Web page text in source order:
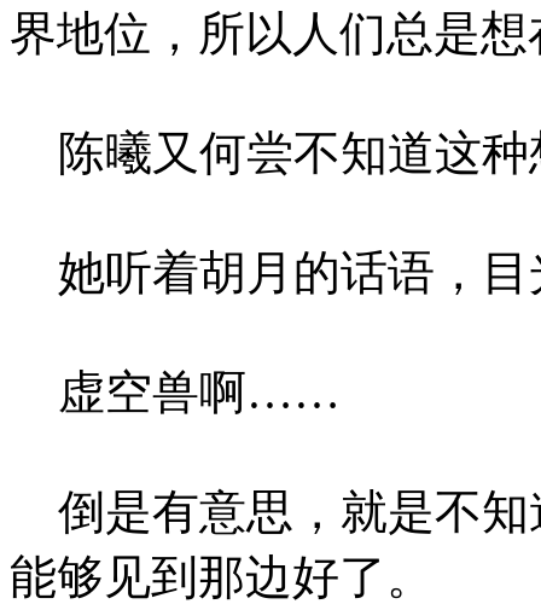
界地位，所以人们总是
陈曦又何尝不知道这种
她听着胡月的话语，目
虚空兽啊……
倒是有意思，就是不知
能够见到那边好了。